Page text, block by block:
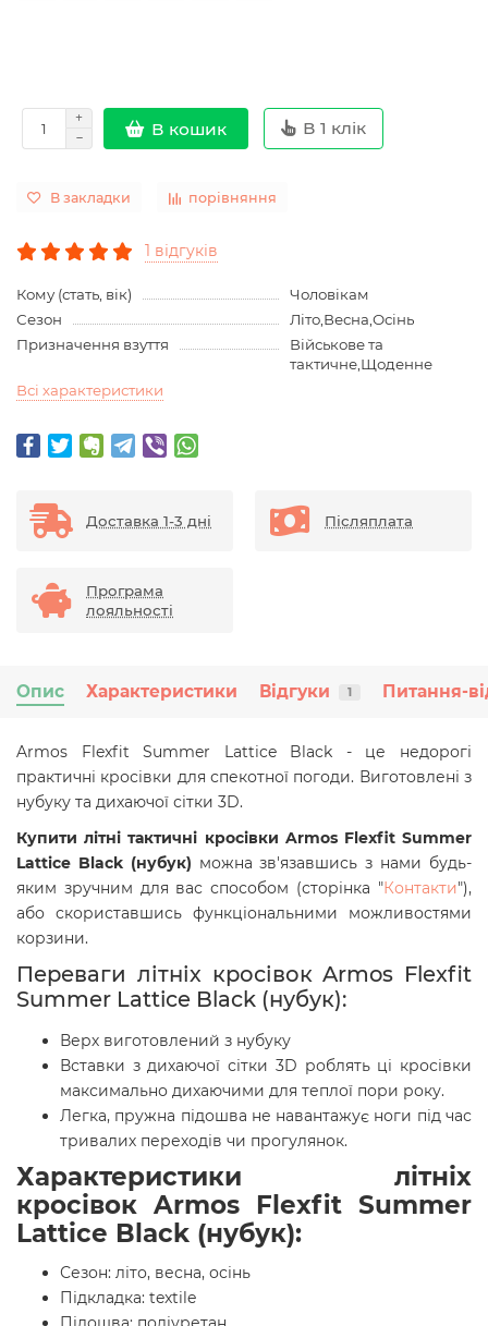
В кошик В 1 клік
В закладки порівняння
1 відгуків
Кому (стать, вік)
Чоловікам
Сезон
Літо,Весна,Осінь
Призначення взуття
Військове та
тактичне,Щоденне
Всі характеристики
Доставка 1-3 дні Післяплата
Програма
лояльності
Опис Характеристики Відгуки 1 Питання-
Armos Flexfit Summer Lattice Black - це недорогі
практичні кросівки для спекотної погоди. Виготовлені з
нубуку та дихаючої сітки 3D.
Купити літнітактичні кросівки Armos Flexfit Summer
Lattice Black (нубук) можна зв'язавшись з нами будь-
яким зручним для вас способом (сторінка "Контакти"),
або скориставшись функціональними можливостями
корзини.
Переваги літніх кросівок Armos Flexfit
Summer Lattice Black (нубук):
Верх виготовлений з нубуку
Вставки з дихаючої сітки 3D роблять ці кросівки
максимально дихаючими для теплої пори року.
Легка, пружна підошва не навантажує ноги під час
тривалих переходів чи прогулянок.
Характеристики літніх
кросівок Armos Flexfit Summer
Lattice Black (нубук):
Сезон: літо, весна, осінь
Підкладка: textile